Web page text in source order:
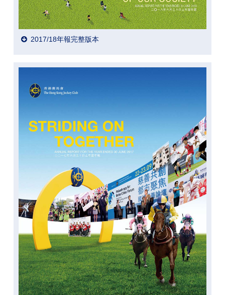
2017/18年報完整版本